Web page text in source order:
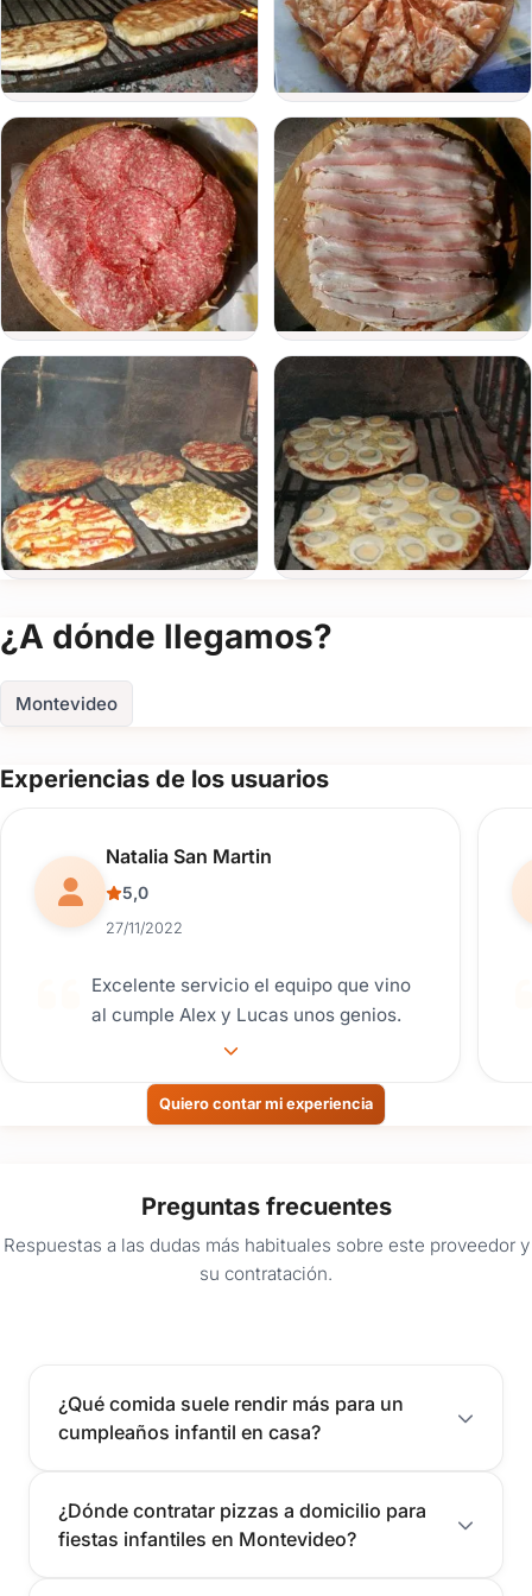
FOTOS
¿A dónde llegamos?
Montevideo
Experiencias de los usuarios
Reseña de usuario.
Natalia San Martin
5,0
27/11/2022
Excelente servicio el equipo que vino
al cumple Alex y Lucas unos genios.
Quiero contar mi experiencia
Preguntas frecuentes
Respuestas a las dudas más habituales sobre este proveedor y
su contratación.
¿Qué comida suele rendir más para un
cumpleaños infantil en casa?
¿Dónde contratar pizzas a domicilio para
fiestas infantiles en Montevideo?
del
evento
Personas
Detalle
del
evento
Enviar consulta